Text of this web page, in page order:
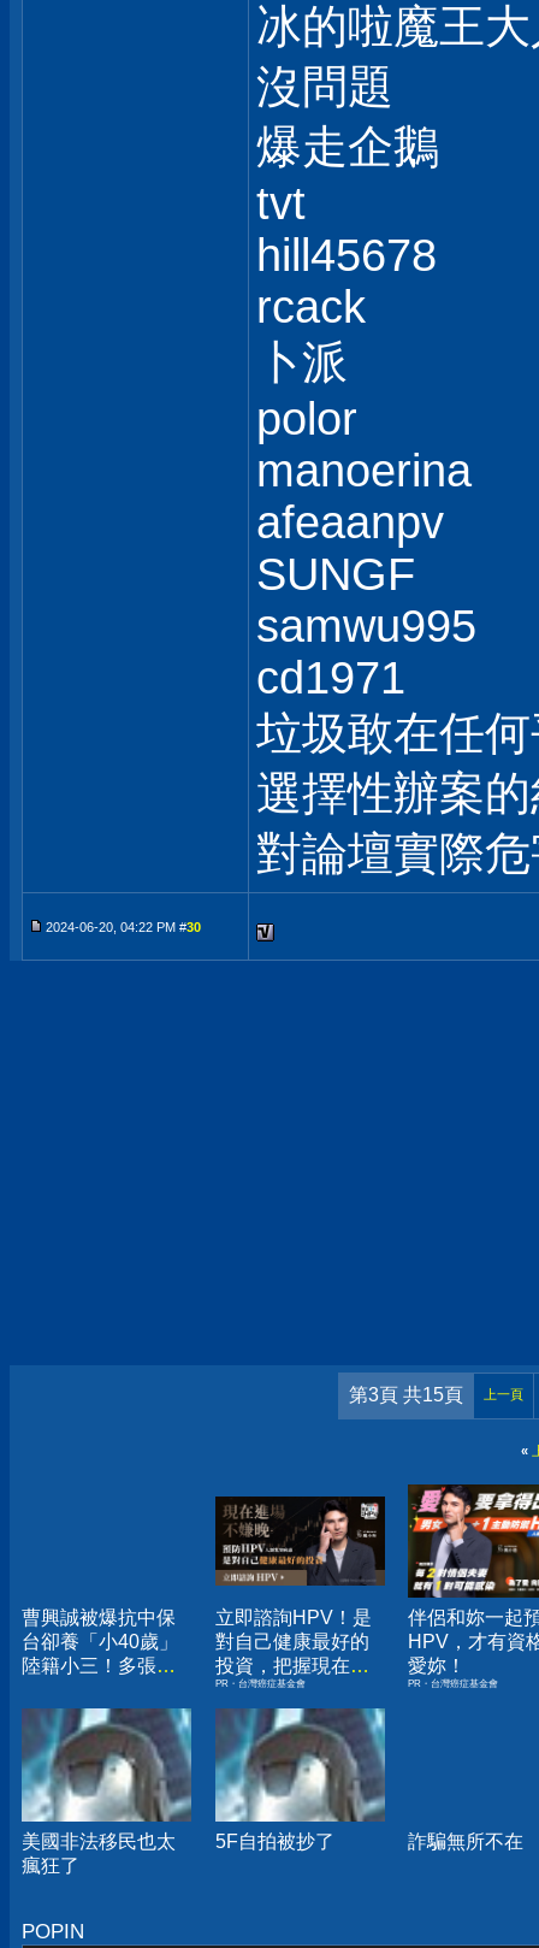
冰的啦魔王
沒問題
爆走企鵝
tvt
hill45678
rcack
卜派
polor
manoerina
afeaanpv
SUNGF
samwu995
cd1971
垃圾敢在任
選擇性辦案
對論壇實際
2024-06-20, 04:22 PM #30
第3頁 共15頁 上一頁
«
曹興誠被爆抗中保
台卻養「小40歲」
陸籍小三！多張親
立即諮詢HPV！是
對自己健康最好的
投資，把握現在不
嫌晚！
PR・台灣癌症基金會
伴侶和妳一起
HPV，才有資
愛妳！
PR・台灣癌症基金會
美國非法移民也太
瘋狂了
5F自拍被抄了 詐騙無所不在
POPIN